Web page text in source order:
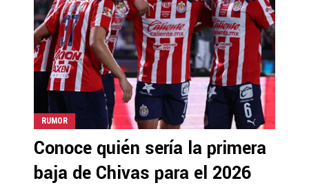
RUMOR
Conoce quién sería la primera
baja de Chivas para el 2026